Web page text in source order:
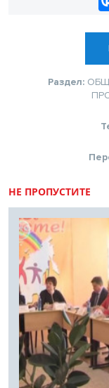
Раздел:
НЕ ПРОПУСТИТЕ